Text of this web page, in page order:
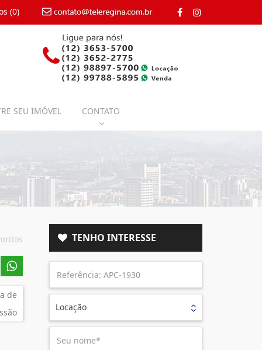
contato@teleregina.com.br
(0)
SEU IMÓVEL CONTATO
de
TENHO INTERESSE
Locação